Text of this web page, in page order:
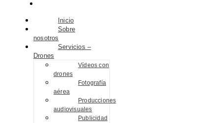
Inicio
Sobre
nosotros
Servicios –
Drones
Vídeos con
drones
Fotografía
aérea
Producciones
audiovisuales
Publicidad